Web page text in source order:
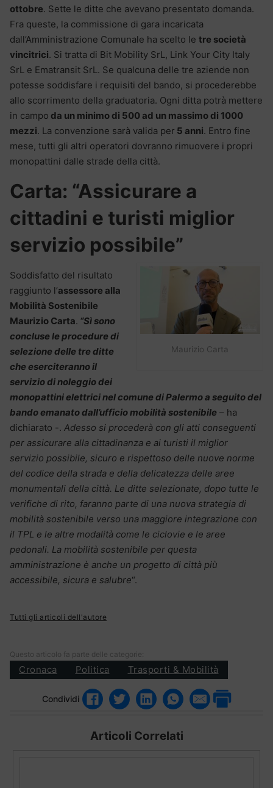
ottobre. Sette le ditte che avevano presentato domanda.
Fra queste, la commissione di gara incaricata
dall’Amministrazione Comunale ha scelto le tre società
vincitrici. Si tratta di Bit Mobility SrL, Link Your City Italy
SrL e Ematransit SrL. Se qualcuna delle tre aziende non
potesse soddisfare i requisiti del bando, si procederebbe
allo scorrimento della graduatoria. Ogni ditta potrà mettere
in campo da un minimo di 500 ad un massimo di 1000
mezzi. La convenzione sarà valida per 5 anni. Entro fine
mese, tutti gli altri operatori dovranno rimuovere i propri
monopattini dalle strade della città.
Carta: “Assicurare a
cittadini e turisti miglior
servizio possibile”
Maurizio Carta
Soddisfatto del risultato
raggiunto l’assessore alla
Mobilità Sostenibile
Maurizio Carta. “Sì sono
concluse le procedure di
selezione delle tre ditte
che eserciteranno il
servizio di noleggio dei
monopattini elettrici nel comune di Palermo a seguito del
bando emanato dall’ufficio mobilità sostenibile – ha
dichiarato -. Adesso si procederà con gli atti conseguenti
per assicurare alla cittadinanza e ai turisti il miglior
servizio possibile, sicuro e rispettoso delle nuove norme
del codice della strada e della delicatezza delle aree
monumentali della città. Le ditte selezionate, dopo tutte le
verifiche di rito, faranno parte di una nuova strategia di
mobilità sostenibile verso una maggiore integrazione con
il TPL e le altre modalità come le ciclovie e le aree
pedonali. La mobilità sostenibile per questa
amministrazione è anche un progetto di città più
accessibile, sicura e salubre“.
Tutti gli articoli dell'autore
Questo articolo fa parte delle categorie:
Cronaca Politica Trasporti & Mobilità
Condividi
Articoli Correlati